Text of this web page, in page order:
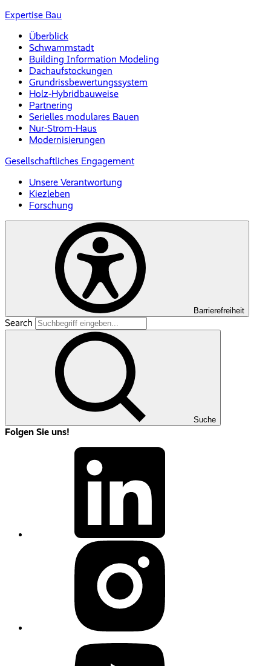
Expertise Bau
Überblick
Schwammstadt
Building Information Modeling
Dachaufstockungen
Grundrissbewertungssystem
Holz-Hybridbauweise
Partnering
Serielles modulares Bauen
Nur-Strom-Haus
Modernisierungen
Gesellschaftliches Engagement
Unsere Verantwortung
Kiezleben
Forschung
Barrierefreiheit
Search
Suche
Folgen Sie uns!